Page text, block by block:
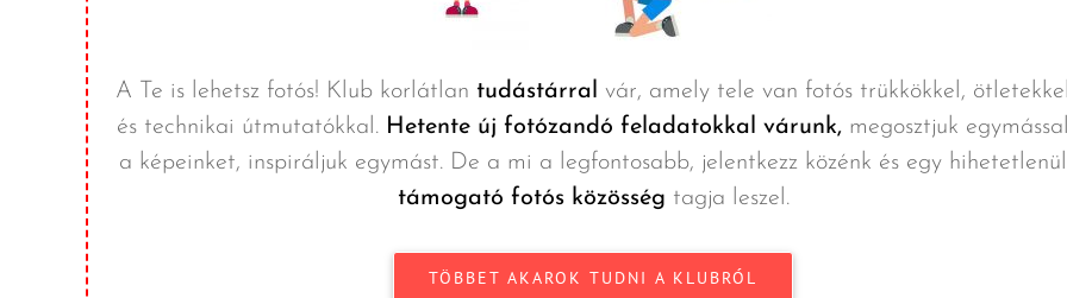
A Te is lehetsz fotós! Klub korlátlan tudástárral vár, amely tele van fotós trükkökkel,
és technikai útmutatókkal. Hetente új fotózandó feladatokkal várunk, megosztjuk
a képeinket, inspiráljuk egymást. De a mi a legfontosabb, jelentkezz közénk és egy hihetetlenül
támogató fotós közösség tagja leszel.
TÖBBET AKAROK TUDNI A KLUBRÓL